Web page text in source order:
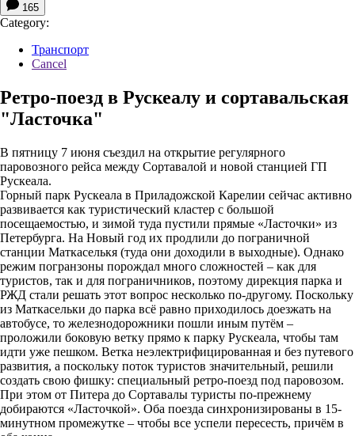
165
Category:
Транспорт
Cancel
Ретро-поезд в Рускеалу и сортавальская
"Ласточка"
В пятницу 7 июня съездил на открытие регулярного
паровозного рейса между Сортавалой и новой станцией ГП
Рускеала.
Горный парк Рускеала в Приладожской Карелии сейчас активно
развивается как туристический кластер с большой
посещаемостью, и зимой туда пустили прямые «Ласточки» из
Петербурга. На Новый год их продлили до пограничной
станции Маткаселькя (туда они доходили в выходные). Однако
режим погранзоны порождал много сложностей – как для
туристов, так и для пограничников, поэтому дирекция парка и
РЖД стали решать этот вопрос несколько по-другому. Поскольку
из Маткасельки до парка всё равно приходилось доезжать на
автобусе, то железнодорожники пошли иным путём –
проложили боковую ветку прямо к парку Рускеала, чтобы там
идти уже пешком. Ветка неэлектрифицированная и без путевого
развития, а поскольку поток туристов значительный, решили
создать свою фишку: специальный ретро-поезд под паровозом.
При этом от Питера до Сортавалы туристы по-прежнему
добираются «Ласточкой». Оба поезда синхронизированы в 15-
минутном промежутке – чтобы все успели пересесть, причём в